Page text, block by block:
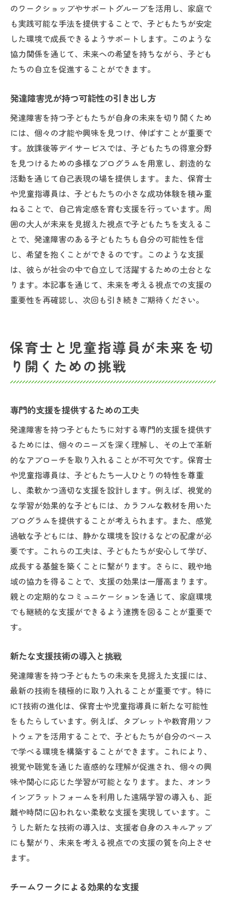
のワークショップやサポートグループを活用し、家庭で
も実践可能な手法を提供することで、子どもたちが安定
した環境で成長できるようサポートします。このような
協力関係を通じて、未来への希望を持ちながら、子ども
たちの自立を促進することができます。
発達障害児が持つ可能性の引き出し方
発達障害を持つ子どもたちが自身の未来を切り開くため
には、個々の才能や興味を見つけ、伸ばすことが重要で
す。放課後等デイサービスでは、子どもたちの得意分野
を見つけるための多様なプログラムを用意し、創造的な
活動を通じて自己表現の場を提供します。また、保育士
や児童指導員は、子どもたちの小さな成功体験を積み重
ねることで、自己肯定感を育む支援を行っています。周
囲の大人が未来を見据えた視点で子どもたちを支えるこ
とで、発達障害のある子どもたちも自分の可能性を信
じ、希望を抱くことができるのです。このような支援
は、彼らが社会の中で自立して活躍するための土台とな
ります。本記事を通じて、未来を考える視点での支援の
重要性を再確認し、次回も引き続きご期待ください。
保育士と児童指導員が未来を切
り開くための挑戦
専門的支援を提供するための工夫
発達障害を持つ子どもたちに対する専門的支援を提供す
るためには、個々のニーズを深く理解し、その上で革新
的なアプローチを取り入れることが不可欠です。保育士
や児童指導員は、子どもたち一人ひとりの特性を尊重
し、柔軟かつ適切な支援を設計します。例えば、視覚的
な学習が効果的な子どもには、カラフルな教材を用いた
プログラムを提供することが考えられます。また、感覚
過敏な子どもには、静かな環境を設けるなどの配慮が必
要です。これらの工夫は、子どもたちが安心して学び、
成長する基盤を築くことに繋がります。さらに、親や地
域の協力を得ることで、支援の効果は一層高まります。
親との定期的なコミュニケーションを通じて、家庭環境
でも継続的な支援ができるよう連携を図ることが重要で
す。
新たな支援技術の導入と挑戦
発達障害を持つ子どもたちの未来を見据えた支援には、
最新の技術を積極的に取り入れることが重要です。特に
ICT技術の進化は、保育士や児童指導員に新たな可能性
をもたらしています。例えば、タブレットや教育用ソフ
トウェアを活用することで、子どもたちが自分のペース
で学べる環境を構築することができます。これにより、
視覚や聴覚を通じた直感的な理解が促進され、個々の興
味や関心に応じた学習が可能となります。また、オンラ
インプラットフォームを利用した遠隔学習の導入も、距
離や時間に囚われない柔軟な支援を実現しています。こ
うした新たな技術の導入は、支援者自身のスキルアップ
にも繋がり、未来を考える視点での支援の質を向上させ
ます。
チームワークによる効果的な支援